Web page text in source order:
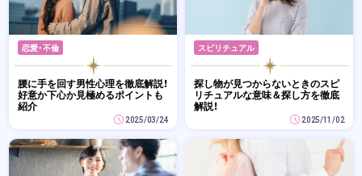
恋愛・不倫
腰に手を回す男性心理を徹底解説！
好意か下心か見極めるポイントも
紹介
2025/03/24
スピリチュアル
探し物が見つからないときのスピ
リチュアルな意味＆探し方を徹底
解説！
2025/11/02